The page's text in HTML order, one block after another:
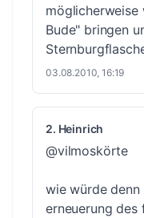
möglicherweise
Bude" bringen
03.08.2010, 16:19
2. Heinrich
@vilmoskörte
wie würde denn
erneuerung des